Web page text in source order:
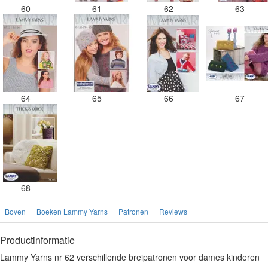
60 61 62 63
64 65 66 67
68
Boven Boeken Lammy Yarns Patronen Reviews
Productinformatie
Lammy Yarns nr 62 verschillende breipatronen voor dames kinderen